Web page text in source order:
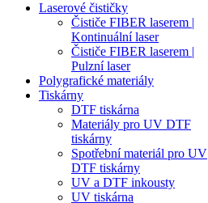
Laserové čističky
Čističe FIBER laserem |
Kontinuální laser
Čističe FIBER laserem |
Pulzní laser
Polygrafické materiály
Tiskárny
DTF tiskárna
Materiály pro UV DTF
tiskárny
Spotřební materiál pro UV
DTF tiskárny
UV a DTF inkousty
UV tiskárna